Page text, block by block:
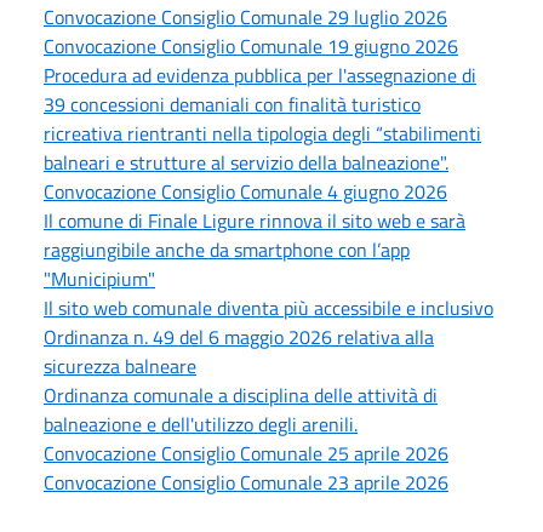
Convocazione Consiglio Comunale 29 luglio 2026
Convocazione Consiglio Comunale 19 giugno 2026
Procedura ad evidenza pubblica per l'assegnazione di
39 concessioni demaniali con finalità turistico
ricreativa rientranti nella tipologia degli “stabilimenti
balneari e strutture al servizio della balneazione".
Convocazione Consiglio Comunale 4 giugno 2026
Il comune di Finale Ligure rinnova il sito web e sarà
raggiungibile anche da smartphone con l’app
"Municipium"
Il sito web comunale diventa più accessibile e inclusivo
Ordinanza n. 49 del 6 maggio 2026 relativa alla
sicurezza balneare
Ordinanza comunale a disciplina delle attività di
balneazione e dell'utilizzo degli arenili.
Convocazione Consiglio Comunale 25 aprile 2026
Convocazione Consiglio Comunale 23 aprile 2026